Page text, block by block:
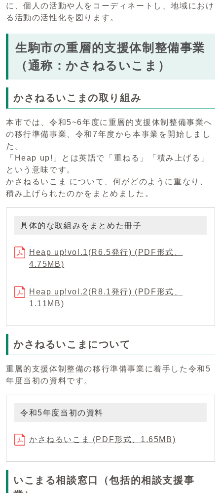
に、個人の活動や人をコーディネートし、地域におけ
る活動の活性化を図ります。
生駒市の重層的支援体制整備事業
（通称：かさねるいこま）
かさねるいこまの取り組み
本市では、令和5~6年度に重層的支援体制整備事業へ
の移行準備事業、令和7年度から本事業を開始しまし
た。
「Heap up!」とは英語で「重ねる」「積み上げる」
という意味です。
かさねるいこま について、何がどのように重なり、
積み上げられたのかをまとめました。
具体的な取組みをまとめた冊子
Heap up!vol.1(R6.5発行) (PDF形式、
4.75MB)
Heap up!vol.2(R8.1発行) (PDF形式、
1.11MB)
かさねるいこまについて
重層的支援体制整備の移行準備事業に着手した令和5
年度当初の資料です。
令和5年度当初の資料
かさねるいこま (PDF形式、1.65MB)
いこまる相談窓口（包括的相談支援事